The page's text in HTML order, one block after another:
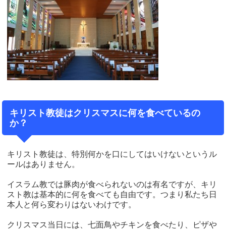
キリスト教徒はクリスマスに何を食べているの
か？
キリスト教徒は、特別何かを口にしてはいけないというル
ールはありません。
イスラム教では豚肉が食べられないのは有名ですが、キリ
スト教は基本的に何を食べても自由です。つまり私たち日
本人と何ら変わりはないわけです。
クリスマス当日には、七面鳥やチキンを食べたり、ピザや